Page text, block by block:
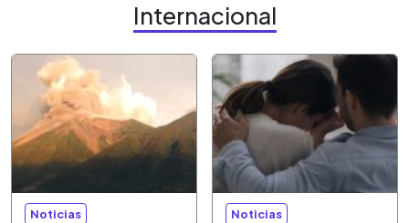
Internacional
Noticias Noticias